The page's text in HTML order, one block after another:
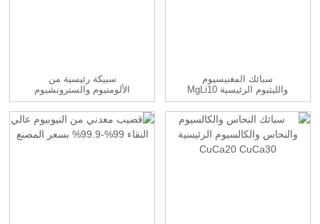
سبيكة رئيسية من
الألومنيوم والسترونشيوم
AlSr3.5 5 10 15...
سبائك المغنيسيوم
والليثيوم الرئيسية MgLi10
14